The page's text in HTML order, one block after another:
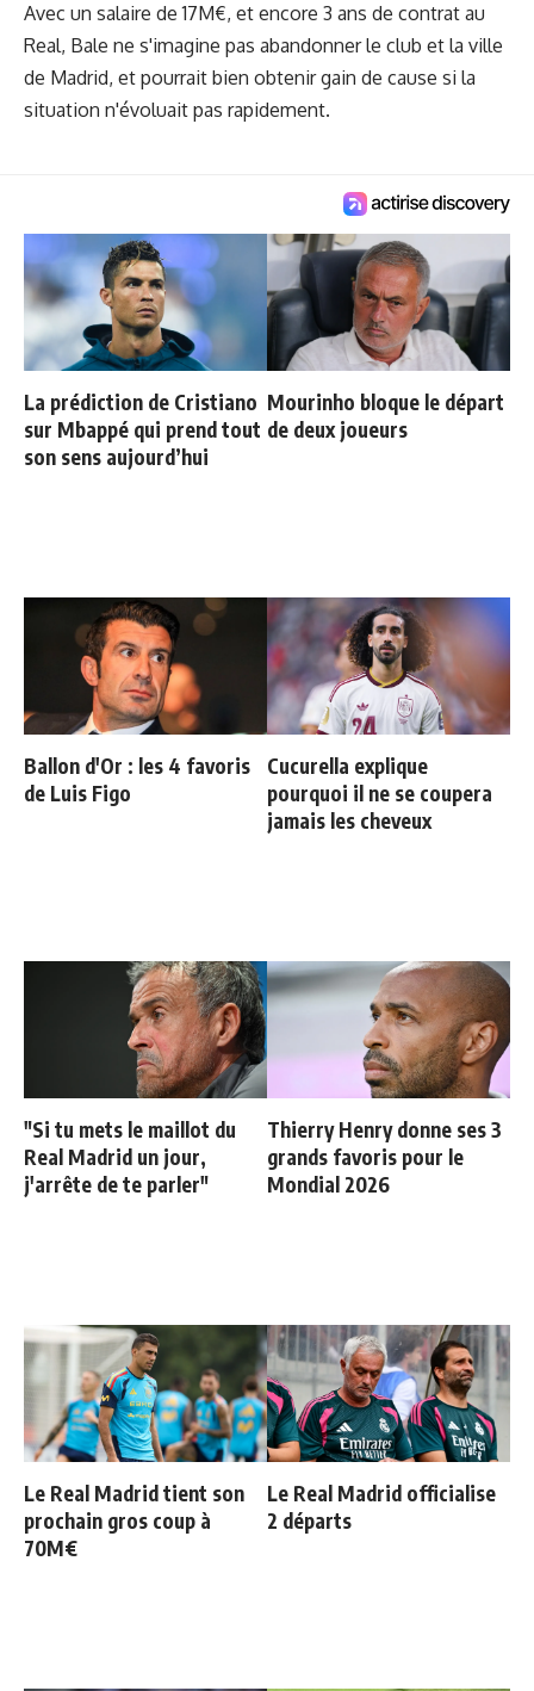
Avec un salaire de 17M€, et encore 3 ans de contrat au
Real, Bale ne s'imagine pas abandonner le club et la ville
de Madrid, et pourrait bien obtenir gain de cause si la
situation n'évoluait pas rapidement.
La prédiction de Cristiano
sur Mbappé qui prend tout
son sens aujourd’hui
Mourinho bloque le départ
de deux joueurs
Ballon d'Or : les 4 favoris
de Luis Figo
Cucurella explique
pourquoi il ne se coupera
jamais les cheveux
"Si tu mets le maillot du
Real Madrid un jour,
j'arrête de te parler"
Thierry Henry donne ses 3
grands favoris pour le
Mondial 2026
Le Real Madrid tient son
prochain gros coup à
70M€
Le Real Madrid officialise
2 départs